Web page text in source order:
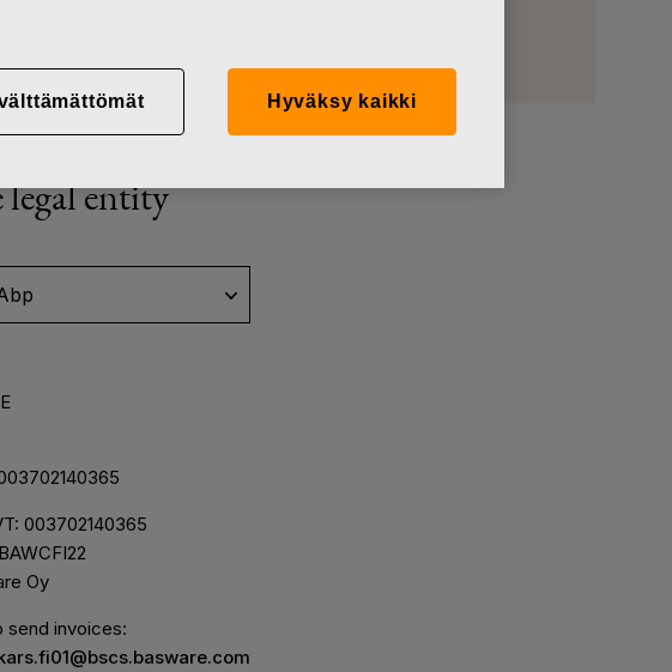
legal entity
003702140365
Oy
send invoices:
Hyväksy kaikki